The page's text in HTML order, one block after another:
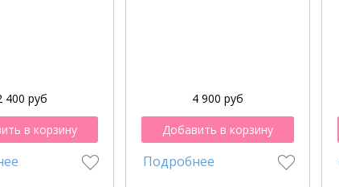
400 руб
в корзину
4 900 руб
Добавить в корзину
Подробнее